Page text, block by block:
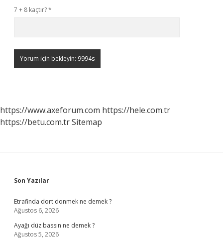
7 + 8 kaçtır?*
https://www.axeforum.com https://hele.com.tr
https://betu.com.trSitemap
Sidebar
Son Yazılar
Etrafinda dort donmek ne demek ?
Ağustos 6, 2026
Ayağı düz bassın ne demek ?
Ağustos 5, 2026